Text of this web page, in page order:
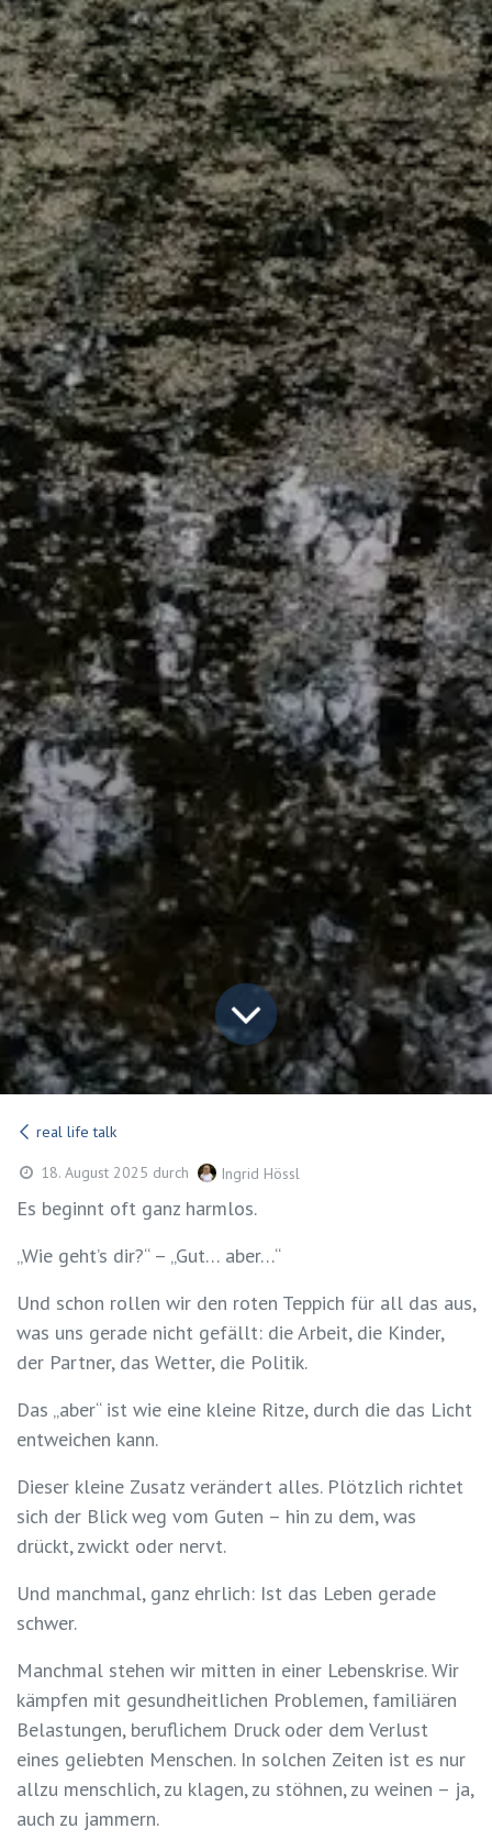
real life talk
18. August 2025 durch Ingrid Hössl
Es beginnt oft ganz harmlos.
„Wie geht’s dir?“ – „Gut… aber…“
Und schon rollen wir den roten Teppich für all das aus,
was uns gerade nicht gefällt: die Arbeit, die Kinder,
der Partner, das Wetter, die Politik.
Das „aber“ ist wie eine kleine Ritze, durch die das Licht
entweichen kann.
Dieser kleine Zusatz verändert alles. Plötzlich richtet
sich der Blick weg vom Guten – hin zu dem, was
drückt, zwickt oder nervt.
Und manchmal, ganz ehrlich: Ist das Leben gerade
schwer.
Manchmal stehen wir mitten in einer Lebenskrise. Wir
kämpfen mit gesundheitlichen Problemen, familiären
Belastungen, beruflichem Druck oder dem Verlust
eines geliebten Menschen. In solchen Zeiten ist es nur
allzu menschlich, zu klagen, zu stöhnen, zu weinen – ja,
auch zu jammern.